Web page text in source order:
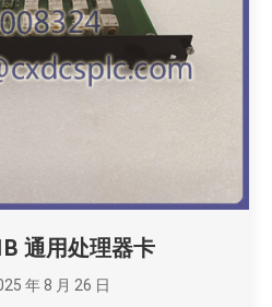
通用处理器卡
年 8 月 26 日